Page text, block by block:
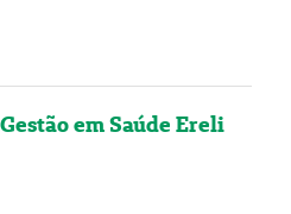
em Saúde Ereli